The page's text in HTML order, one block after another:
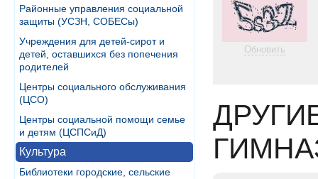
Районные управления социальной
защиты (УСЗН, СОБЕСы)
Учреждения для детей-сирот и
детей, оставшихся без попечения
родителей
Центры социального обслуживания
(ЦСО)
Центры социальной помощи семье
и детям (ЦСПСиД)
Культура
Библиотеки городские, сельские
Обновить